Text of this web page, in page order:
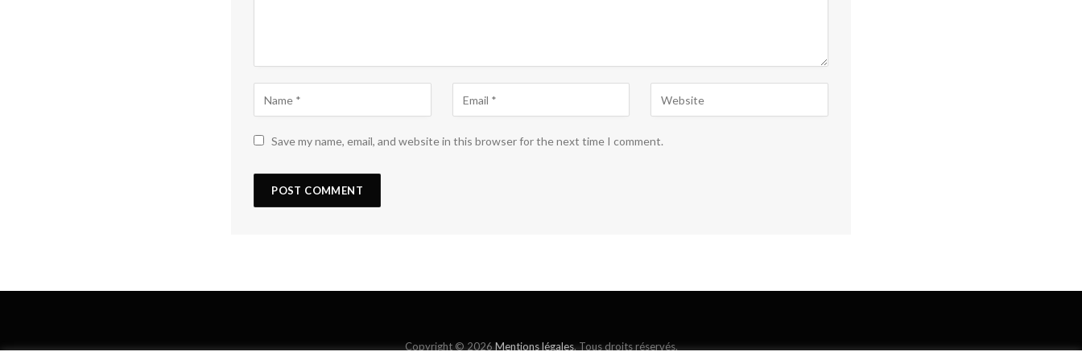
Save my name, email, and website in this browser for the next time I comment.
Copyright © 2026 Mentions légales. Tous droits réservés.